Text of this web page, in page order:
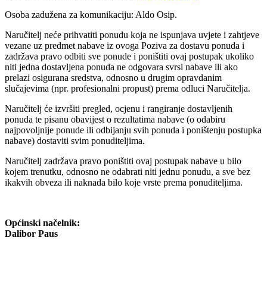
Osoba zadužena za komunikaciju: Aldo Osip.
Naručitelj neće prihvatiti ponudu koja ne ispunjava uvjete i zahtjeve
vezane uz predmet nabave iz ovoga Poziva za dostavu ponuda i
zadržava pravo odbiti sve ponude i poništiti ovaj postupak ukoliko
niti jedna dostavljena ponuda ne odgovara svrsi nabave ili ako
prelazi osigurana sredstva, odnosno u drugim opravdanim
slučajevima (npr. profesionalni propust) prema odluci Naručitelja.
Naručitelj će izvršiti pregled, ocjenu i rangiranje dostavljenih
ponuda te pisanu obavijest o rezultatima nabave (o odabiru
najpovoljnije ponude ili odbijanju svih ponuda i poništenju postupka
nabave) dostaviti svim ponuditeljima.
Naručitelj zadržava pravo poništiti ovaj postupak nabave u bilo
kojem trenutku, odnosno ne odabrati niti jednu ponudu, a sve bez
ikakvih obveza ili naknada bilo koje vrste prema ponuditeljima.
Općinski načelnik:
Dalibor Paus